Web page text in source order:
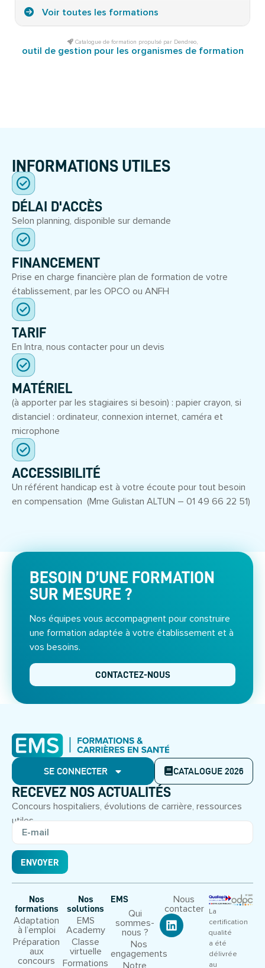
Voir toutes les formations
Catalogue de formation propulsé par Dendreo,
outil de gestion pour les organismes de formation
INFORMATIONS UTILES
DÉLAI D'ACCÈS
Selon planning, disponible sur demande
FINANCEMENT
Prise en charge financière plan de formation de votre
établissement, par les OPCO ou ANFH
TARIF
En Intra, nous contacter pour un devis
MATÉRIEL
(à apporter par les stagiaires si besoin) : papier crayon, si
distanciel : ordinateur, connexion internet, caméra et
microphone
ACCESSIBILITÉ
Un référent handicap est à votre écoute pour tout besoin
en compensation (Mme Gulistan ALTUN – 01 49 66 22 51)
BESOIN D’UNE FORMATION
SUR MESURE ?
Nos équipes vous accompagnent pour construire
une formation adaptée à votre établissement et à
vos besoins.
CONTACTEZ-NOUS
SE CONNECTER CATALOGUE 2026
RECEVEZ NOS ACTUALITÉS
Concours hospitaliers, évolutions de carrière, ressources
utiles.
ENVOYER
Nos
formations
Adaptation
à l’emploi
Préparation
aux
concours
Nos
solutions
EMS
Academy
Classe
virtuelle
Formations
EMS
Qui
sommes-
nous ?
Nos
engagements
Nous
contacter
La
certification
qualité
a été
délivrée
au